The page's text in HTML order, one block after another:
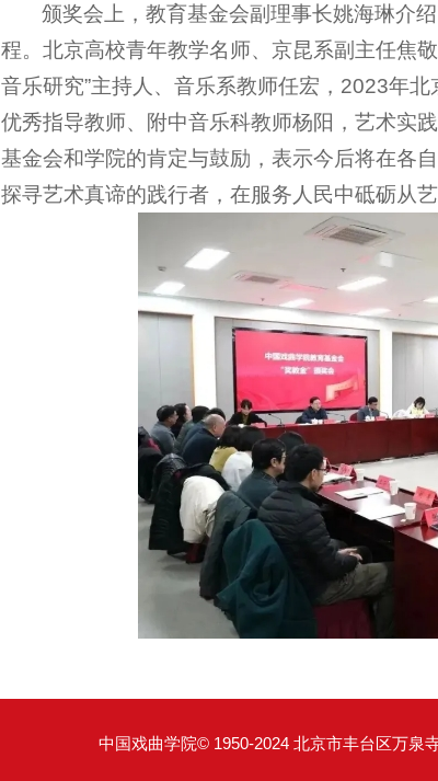
颁奖会上，教育基金会副理事长姚海琳介
程。北京高校青年教学名师、京昆系副主任焦
音乐研究”主持人、音乐系教师任宏，2023年
优秀指导教师、附中音乐科教师杨阳，艺术实
基金会和学院的肯定与鼓励，表示今后将在各
探寻艺术真谛的践行者，在服务人民中砥砺从艺
中国戏曲学院© 1950-2024 北京市丰台区万泉